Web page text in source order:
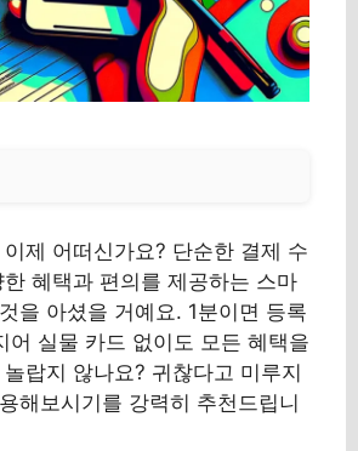
제 어떠신가요? 단순한 결제 수
혜택과 편의를 제공하는 스마
을 아셨을 거예요. 1분이면 등록
어 실물 카드 없이도 모든 혜택을
랍지 않나요? 귀찮다고 미루지
해보시기를 강력히 추천드립니